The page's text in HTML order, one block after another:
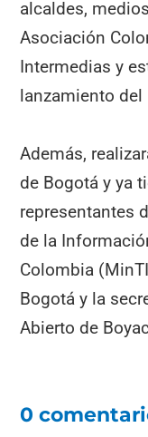
alcaldes,
Asociación
Intermedias y
lanzamiento
Además,
de Bogotá y ya
representantes
de la
Colombia
Bogotá y la
Abierto de
0